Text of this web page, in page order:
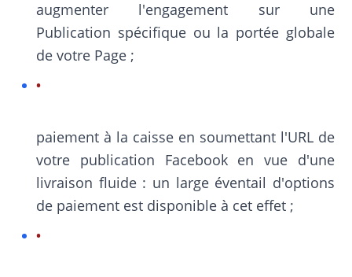
augmenter l'engagement sur une
Publication spécifique ou la portée globale
de votre Page ;
paiement à la caisse en soumettant l'URL de
votre publication Facebook en vue d'une
livraison fluide : un large éventail d'options
de paiement est disponible à cet effet ;